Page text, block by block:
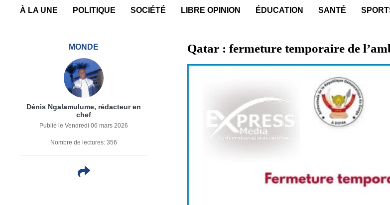
À LA UNE POLITIQUE SOCIÉTÉ LIBRE OPINION ÉDUCATION SANTÉ
MONDE
Dénis Ngalamulume, rédacteur en
chef
Publié le Vendredi 06 mars 2026
Nombre de lectures: 356
Qatar : fermeture temporaire de